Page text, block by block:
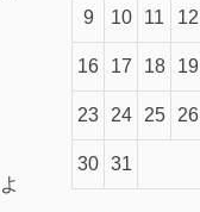
9 10 11 12
16 17 18 19
23 24 25 26
30 31